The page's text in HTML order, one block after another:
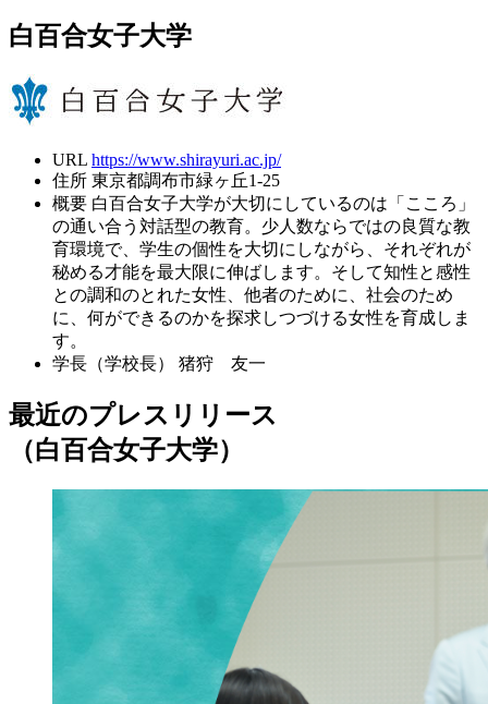
白百合女子大学
URL https://www.shirayuri.ac.jp/
住所 東京都調布市緑ヶ丘1-25
概要 白百合女子大学が大切にしているのは「こころ」
の通い合う対話型の教育。少人数ならではの良質な教
育環境で、学生の個性を大切にしながら、それぞれが
秘める才能を最大限に伸ばします。そして知性と感性
との調和のとれた女性、他者のために、社会のため
に、何ができるのかを探求しつづける女性を育成しま
す。
学長（学校長）
猪狩 友一
最近のプレスリリース
（白百合女子大学）